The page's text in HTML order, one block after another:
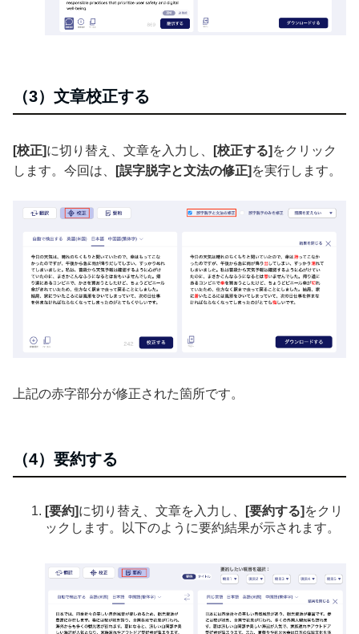
（3）文章校正する
[校正]に切り替え、文章を入力し、 [校正する] をクリック
します。今回は、
[誤字脱字と文法の修正] を実行します。
上記の赤字部分が修正された箇所です。
（4）要約する
[要約]に切り替え、文章を入力し、 [要約する] をクリ
ックします。以下のように要約結果が示されます。